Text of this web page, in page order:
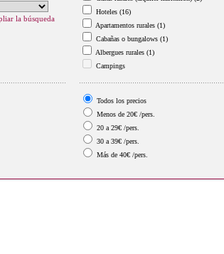
la búsqueda
Hoteles (16)
Apartamentos rurales (1)
Cabañas o bungalows (1)
Albergues rurales (1)
Campings
Todos los precios
Menos de 20€ /pers.
20 a 29€ /pers.
30 a 39€ /pers.
Más de 40€ /pers.